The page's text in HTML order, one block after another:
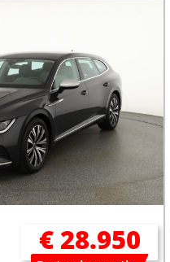
€ 28.950